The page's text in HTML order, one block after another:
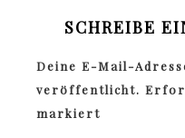
SCHREIBE
Deine E-Mail-
veröffentlicht.
markiert